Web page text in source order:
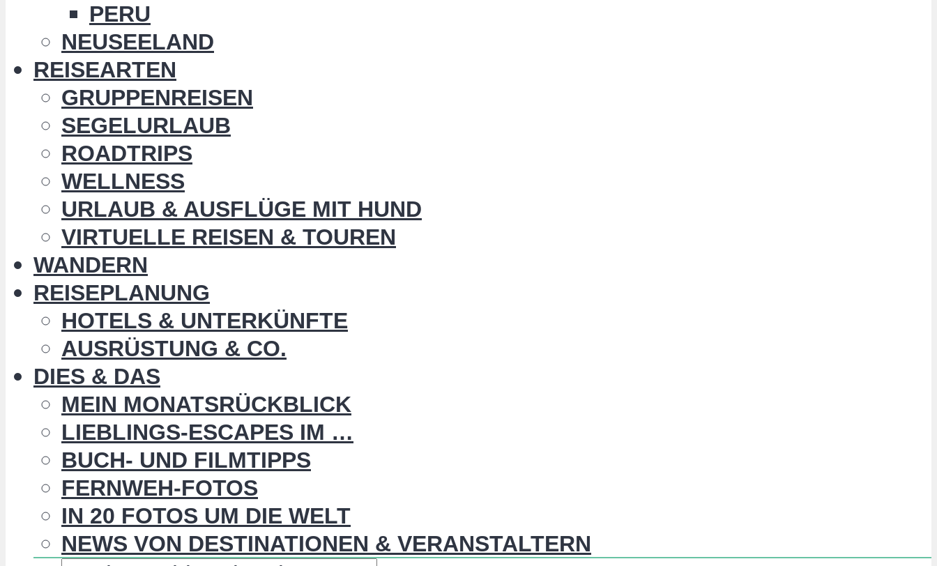
PERU
NEUSEELAND
REISEARTEN
GRUPPENREISEN
SEGELURLAUB
ROADTRIPS
WELLNESS
URLAUB & AUSFLÜGE MIT HUND
VIRTUELLE REISEN & TOUREN
WANDERN
REISEPLANUNG
HOTELS & UNTERKÜNFTE
AUSRÜSTUNG & CO.
DIES & DAS
MEIN MONATSRÜCKBLICK
LIEBLINGS-ESCAPES IM …
BUCH- UND FILMTIPPS
FERNWEH-FOTOS
IN 20 FOTOS UM DIE WELT
NEWS VON DESTINATIONEN & VERANSTALTERN